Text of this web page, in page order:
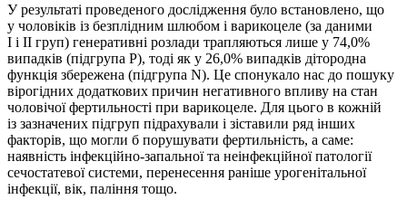
У результаті проведеного дослідження було встановлено, що
у чоловіків із безплідним шлюбом і варикоцеле (за даними
І і ІІ груп) генеративні розлади трапляються лише у 74,0%
випадків (підгрупа Р), тоді як у 26,0% випадків дітородна
функція збережена (підгрупа N). Це спонукало нас до пошуку
вірогідних додаткових причин негативного впливу на стан
чоловічої фертильності при варикоцеле. Для цього в кожній
із зазначених підгруп підрахували і зіставили ряд інших
факторів, що могли б порушувати фертильність, а саме:
наявність інфекцій­но-запальної та неінфекційної патології
сечостатевої системи, перенесення раніше урогенітальної
інфекції, вік, паління тощо.